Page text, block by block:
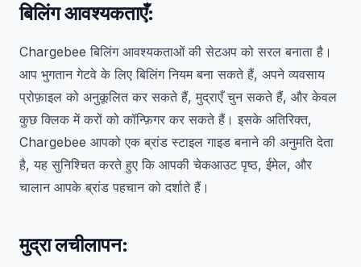
बिलिंग आवश्यकताएँ:
Chargebee बिलिंग आवश्यकताओं की सेटअप को सरल बनाता है।
आप भुगतान गेटवे के लिए बिलिंग नियम बना सकते हैं, अपने व्यवसाय
प्रोफ़ाइल को अनुकूलित कर सकते हैं, मुद्राएँ चुन सकते हैं, और केवल
कुछ क्लिक में करों को कॉन्फ़िगर कर सकते हैं। इसके अतिरिक्त,
Chargebee आपको एक ब्रांड स्टाइल गाइड बनाने की अनुमति देता
है, यह सुनिश्चित करते हुए कि आपकी चेकआउट पृष्ठ, ईमेल, और
चालान आपके ब्रांड पहचान को दर्शाते हैं।
मुद्रा लचीलापन: